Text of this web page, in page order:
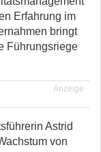
Erfahrung im
bringt
Führungsriege
Anzeige
Astrid
von